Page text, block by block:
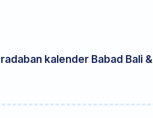
kalender Babad Bali &